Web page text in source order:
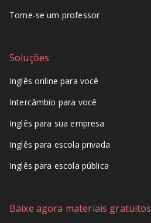
Torne-se um professor
Soluções
Inglês online para você
Intercâmbio para você
Inglês para sua empresa
Inglês para escola privada
Inglês para escola pública
Baixe agora materiais gratuitos